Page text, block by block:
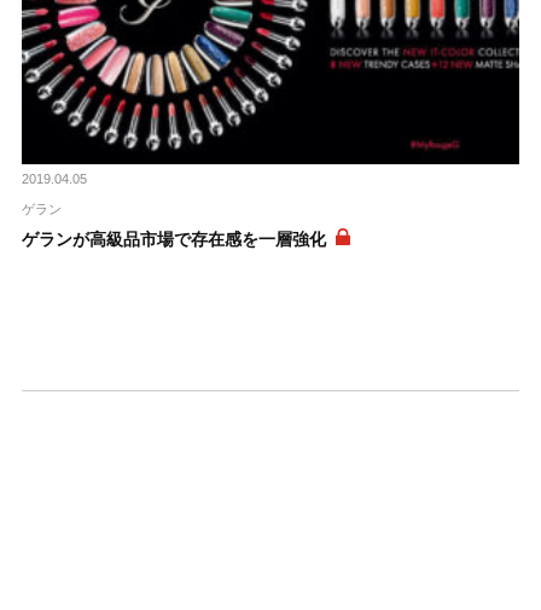
2019.04.05
ゲラン
ゲランが高級品市場で存在感を一層強化